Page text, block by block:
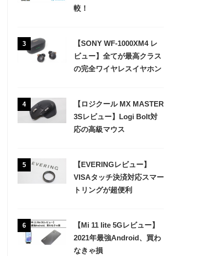
較！
3
【SONY WF-1000XM4 レ
ビュー】全てが最高クラス
の完全ワイヤレスイヤホン
4
【ロジクール MX MASTER
3Sレビュー】Logi Bolt対
応の高級マウス
5
【EVERINGレビュー】
VISAタッチ決済対応スマー
トリングが超便利
6
【Mi 11 lite 5Gレビュー】
2021年最強Android、買わ
なきゃ損